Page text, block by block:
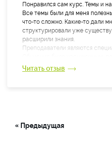
Понравился сам курс. Темы и
Все темы были для меня
что-то сложно. Какие-то дали
структурировали уже
расширили знания.
Преподаватели являются
зрения преподнесения
Читать отзыв
« Предыдущая